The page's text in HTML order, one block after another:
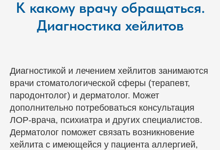
К какому врачу обращаться.
Диагностика хейлитов
Диагностикой и лечением хейлитов занимаются
врачи стоматологической сферы (терапевт,
пародонтолог) и дерматолог. Может
дополнительно потребоваться консультация
ЛОР-врача, психиатра и других специалистов.
Дерматолог поможет связать возникновение
хейлита с имеющейся у пациента аллергией,